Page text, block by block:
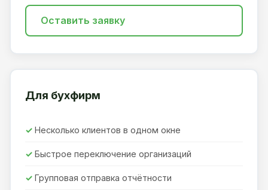
Оставить заявку
Для бухфирм
Несколько клиентов в одном окне
Быстрое переключение организаций
Групповая отправка отчётности